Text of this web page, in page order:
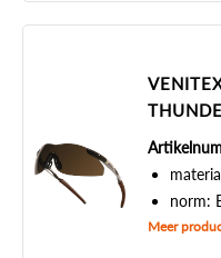
norm:
Meer